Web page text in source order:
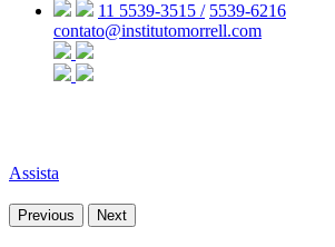
11 5539-3515 / 5539-6216
contato@institutomorrell.com
Assista
Previous Next